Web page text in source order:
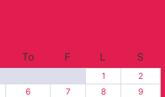
To F L S
1
2
6 7 8
9